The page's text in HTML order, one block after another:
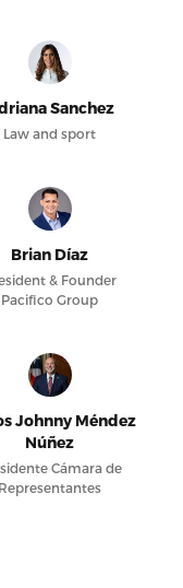
Sanchez
Law and sport
Brian Díaz
& Founder
Pacifico Group
Johnny Méndez
Núñez
Cámara de
Representantes